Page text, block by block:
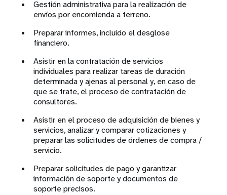
Gestión administrativa para la realización de
envíos por encomienda a terreno.
Preparar informes, incluido el desglose
financiero.
Asistir en la contratación de servicios
individuales para realizar tareas de duración
determinada y ajenas al personal y, en caso de
que se trate, el proceso de contratación de
consultores.
Asistir en el proceso de adquisición de bienes y
servicios, analizar y comparar cotizaciones y
preparar las solicitudes de órdenes de compra /
servicio.
Preparar solicitudes de pago y garantizar
información de soporte y documentos de
soporte precisos.